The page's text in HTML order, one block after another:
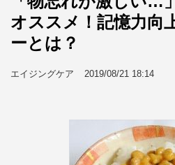
オススメ！記憶力向
ーとは？
エイジングケア 2019/08/21 18:14